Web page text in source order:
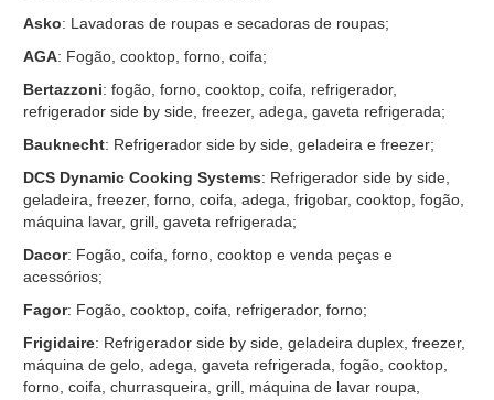
Asko: Lavadoras de roupas e secadoras de roupas;
AGA: Fogão, cooktop, forno, coifa;
Bertazzoni: fogão, forno, cooktop, coifa, refrigerador,
refrigerador side by side, freezer, adega, gaveta refrigerada;
Bauknecht: Refrigerador side by side, geladeira e freezer;
DCS Dynamic Cooking Systems: Refrigerador side by side,
geladeira, freezer, forno, coifa, adega, frigobar, cooktop, fogão,
máquina lavar, grill, gaveta refrigerada;
Dacor: Fogão, coifa, forno, cooktop e venda peças e
acessórios;
Fagor: Fogão, cooktop, coifa, refrigerador, forno;
Frigidaire: Refrigerador side by side, geladeira duplex, freezer,
máquina de gelo, adega, gaveta refrigerada, fogão, cooktop,
forno, coifa, churrasqueira, grill, máquina de lavar roupa,